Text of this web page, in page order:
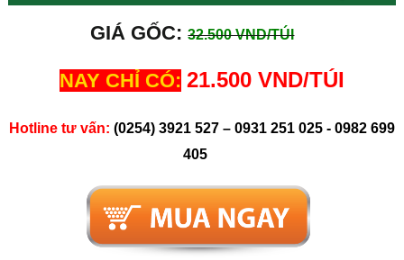
GIÁ GỐC:32.500 VND/TÚI
NAY CHỈ CÓ: 21.500 VND/TÚI
Hotline tư vấn: (0254) 3921 527 – 0931 251 025 - 0982 699
405